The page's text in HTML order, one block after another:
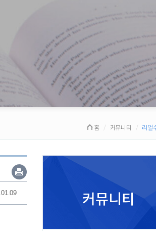
영어첨삭
쿠폰관리
결제내역
홈 커뮤니티 리얼
커뮤니티